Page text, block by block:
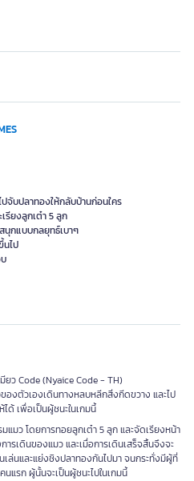
จับปลาทองให้กลับบ้านก่อนใคร
รียงลูกเต๋า 5 ลูก
นุกแบบกลยุทธ์เบาๆ
นไป
ยว Code (Nyaice Code - TH)
องตัวเองเดินทางหลบหลีกสิ่งกีดขวาง และไป
ด้ เพื่อเป็นผู้ชนะในเกมนี้
แมว โดยการทอยลูกเต๋า 5 ลูก และจัดเรียงหน้า
ารเดินของแมว และเมื่อการเดินเสร็จสิ้นจึงจะ
ล่นและแย่งชิงปลาทองกันไปมา จนกระทั่งมีผู้ที่
แรก ผู้นั้นจะเป็นผู้ชนะไปในเกมนี้